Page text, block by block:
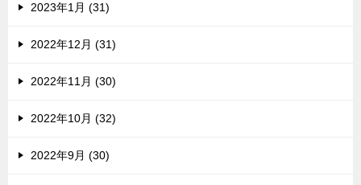
2023年1月 (31)
2022年12月 (31)
2022年11月 (30)
2022年10月 (32)
2022年9月 (30)